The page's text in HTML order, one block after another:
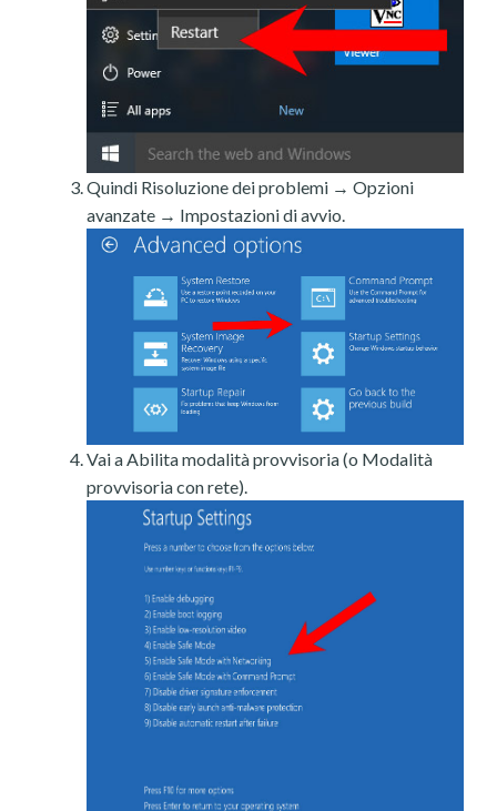
Quindi Risoluzione dei problemi → Opzioni
avanzate → Impostazioni di avvio.
Vai a Abilita modalità provvisoria (o Modalità
provvisoria con rete).